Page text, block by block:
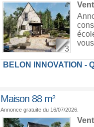
3
BELON INNOVATION -
Maison 88 m²
Annonce gratuite du 16/07/2026.